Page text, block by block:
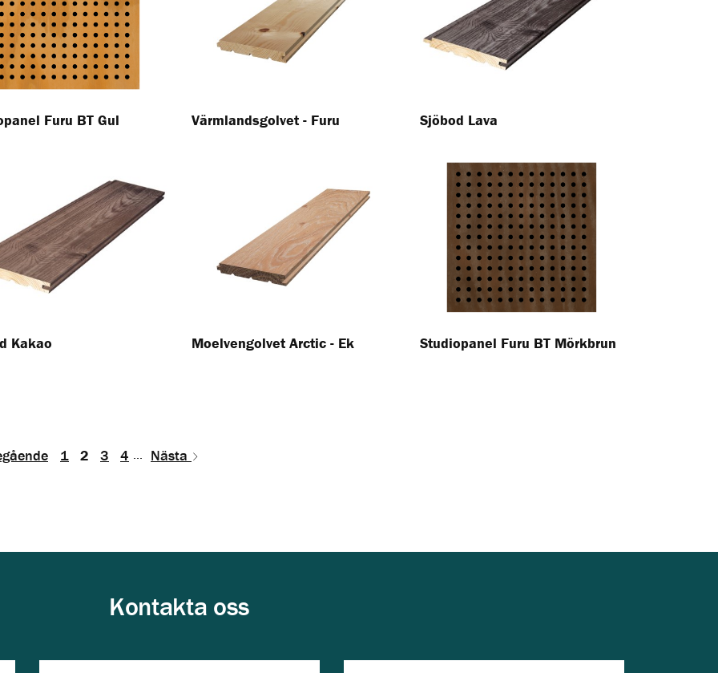
Furu BT Gul Värmlandsgolvet - Furu Sjöbod Lava
Kakao Moelvengolvet Arctic - Ek Studiopanel Furu BT Mörkbrun
1 2 3 4 Nästa
Kontakta oss